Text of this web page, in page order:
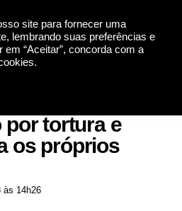
site para fornecer uma
lembrando suas preferências e
“Aceitar”, concorda com a
por tortura e
os próprios
às 14h26